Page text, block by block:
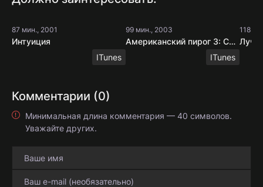
87 мин., 2001
Интуиция
ITunes
99 мин., 2003
Американский пирог 3: Свадьба
ITunes
118
Комментарии (0)
Минимальная длина комментария — 40 символов.
Уважайте других.